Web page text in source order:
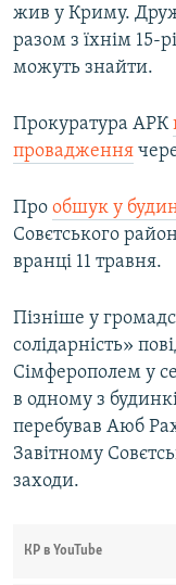
жив у Криму.
разом з їхнім 15-
можуть знайти.
Прокуратура АРК
провадження
Про обшук у
Совєтського
вранці 11 травня.
Пізніше у
солідарність»
Сімферополем у
в одному з
перебував Аюб
Завітному
заходи.
КР в YouTube